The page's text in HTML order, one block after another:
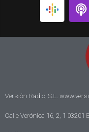
Versión Radio, S.L.
Calle Verónica 16, 2, 1 03201